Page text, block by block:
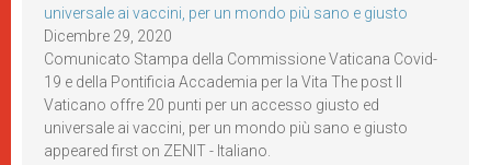
universale ai vaccini, per un mondo più sano e giusto
Dicembre 29, 2020
Comunicato Stampa della Commissione Vaticana Covid-
19 e della Pontificia Accademia per la Vita The post Il
Vaticano offre 20 punti per un accesso giusto ed
universale ai vaccini, per un mondo più sano e giusto
appeared first on ZENIT - Italiano.